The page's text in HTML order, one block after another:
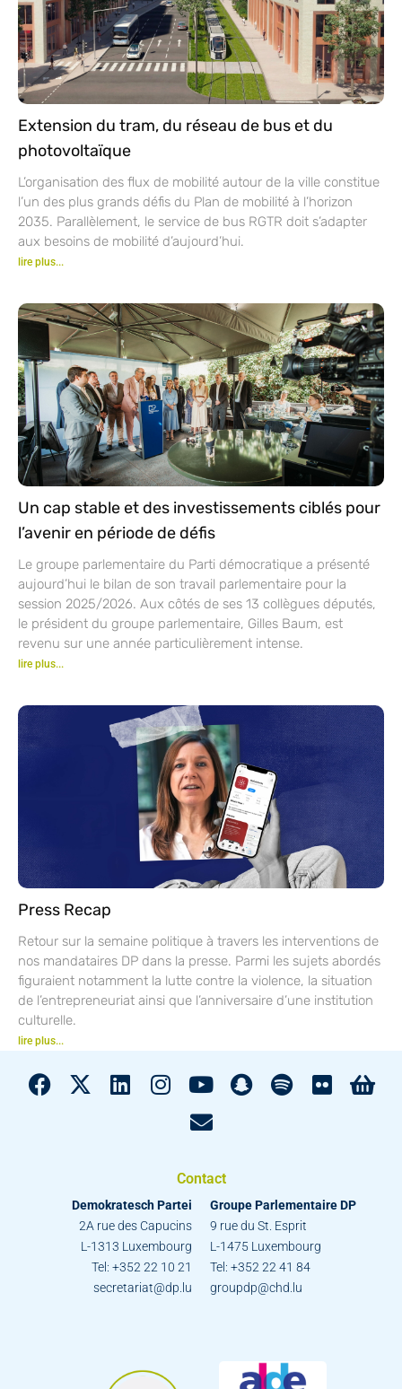
Extension du tram, du réseau de bus et du
photovoltaïque
L’organisation des flux de mobilité autour de la ville constitue
l’un des plus grands défis du Plan de mobilité à l’horizon
2035. Parallèlement, le service de bus RGTR doit s’adapter
aux besoins de mobilité d’aujourd’hui.
lire plus...
Un cap stable et des investissements ciblés pour
l’avenir en période de défis
Le groupe parlementaire du Parti démocratique a présenté
aujourd’hui le bilan de son travail parlementaire pour la
session 2025/2026. Aux côtés de ses 13 collègues députés,
le président du groupe parlementaire, Gilles Baum, est
revenu sur une année particulièrement intense.
lire plus...
Press Recap
Retour sur la semaine politique à travers les interventions de
nos mandataires DP dans la presse. Parmi les sujets abordés
figuraient notamment la lutte contre la violence, la situation
de l’entrepreneuriat ainsi que l’anniversaire d’une institution
culturelle.
lire plus...
Contact
Demokratesch Partei
2A rue des Capucins
L-1313 Luxembourg
Tel: +352 22 10 21
secretariat@dp.lu
Groupe Parlementaire DP
9 rue du St. Esprit
L-1475 Luxembourg
Tel: +352 22 41 84
groupdp@chd.lu